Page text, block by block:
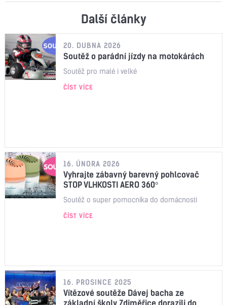
Další články
20. DUBNA 2026
Soutěž o parádní jízdy na motokárách
Soutěž pro malé i velké
ČÍST VÍCE
16. ÚNORA 2026
Vyhrajte zábavný barevný pohlcovač
STOP VLHKOSTI AERO 360°
Soutěž o super pomocníka do domácnosti
ČÍST VÍCE
16. PROSINCE 2025
Vítězové soutěže Dávej bacha ze
základní školy Zdiměřice dorazili do